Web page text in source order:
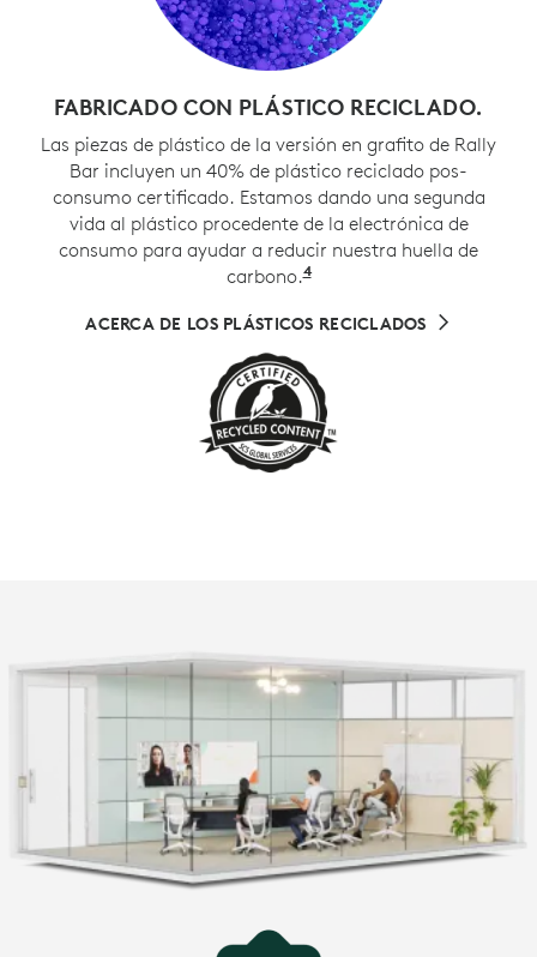
FABRICADO CON PLÁSTICO RECICLADO.
Las piezas de plástico de la versión en grafito de Rally
Bar incluyen un 40% de plástico reciclado pos-
consumo certificado. Estamos dando una segunda
vida al plástico procedente de la electrónica de
consumo para ayudar a reducir nuestra huella de
carbono.4Excluye cables, PWA y
ACERCA DE LOS PLÁSTICOS RECICLADOS